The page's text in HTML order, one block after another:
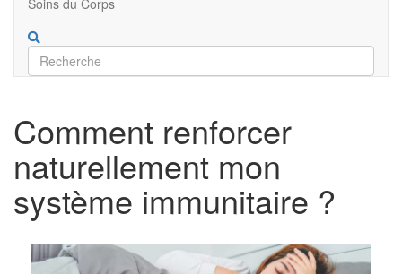
Comment renforcer
naturellement mon
système immunitaire ?